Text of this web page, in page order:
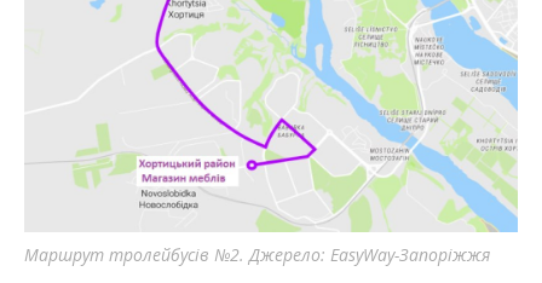
Маршрут тролейбусів №2. Джерело: EasyWay-Запоріжжя